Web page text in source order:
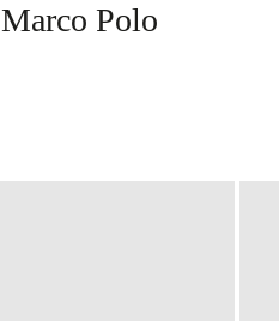
Marco Polo